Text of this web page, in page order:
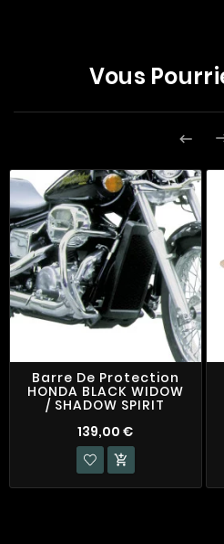
Vous

Barre De Protection
HONDA BLACK WIDOW
/ SHADOW SPIRIT
139,00 €
